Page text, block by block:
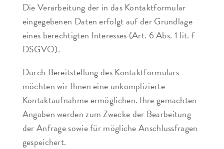
Die Verarbeitung der in das Kontaktformular
eingegebenen Daten erfolgt auf der Grundlage
eines berechtigten Interesses (Art. 6 Abs. 1 lit. f
DSGVO).
Durch Bereitstellung des Kontaktformulars
möchten wir Ihnen eine unkomplizierte
Kontaktaufnahme ermöglichen. Ihre gemachten
Angaben werden zum Zwecke der Bearbeitung
der Anfrage sowie für mögliche Anschlussfragen
gespeichert.